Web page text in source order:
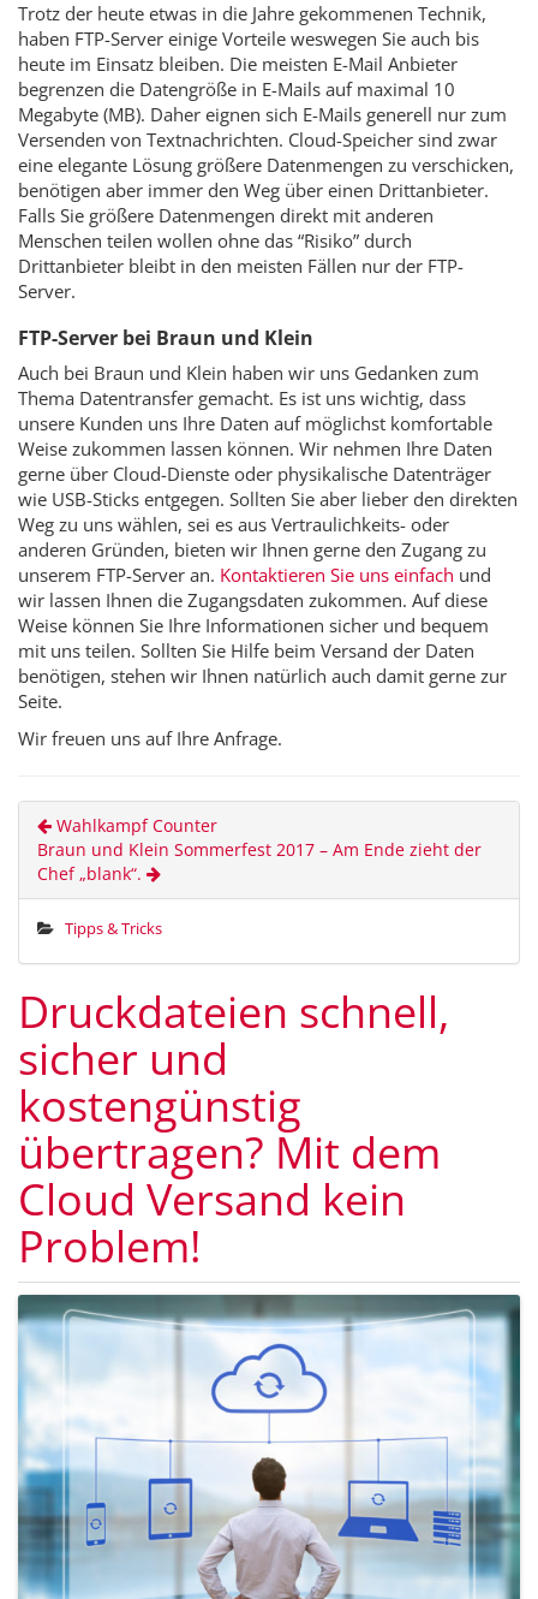
Trotz der heute etwas in die Jahre gekommenen Technik,
haben FTP-Server einige Vorteile weswegen Sie auch bis
heute im Einsatz bleiben. Die meisten E-Mail Anbieter
begrenzen die Datengröße in E-Mails auf maximal 10
Megabyte (MB). Daher eignen sich E-Mails generell nur zum
Versenden von Textnachrichten. Cloud-Speicher sind zwar
eine elegante Lösung größere Datenmengen zu verschicken,
benötigen aber immer den Weg über einen Drittanbieter.
Falls Sie größere Datenmengen direkt mit anderen
Menschen teilen wollen ohne das “Risiko” durch
Drittanbieter bleibt in den meisten Fällen nur der FTP-
Server.
FTP-Server bei Braun und Klein
Auch bei Braun und Klein haben wir uns Gedanken zum
Thema Datentransfer gemacht. Es ist uns wichtig, dass
unsere Kunden uns Ihre Daten auf möglichst komfortable
Weise zukommen lassen können. Wir nehmen Ihre Daten
gerne über Cloud-Dienste oder physikalische Datenträger
wie USB-Sticks entgegen. Sollten Sie aber lieber den direkten
Weg zu uns wählen, sei es aus Vertraulichkeits- oder
anderen Gründen, bieten wir Ihnen gerne den Zugang zu
unserem FTP-Server an. Kontaktieren Sie uns einfach und
wir lassen Ihnen die Zugangsdaten zukommen. Auf diese
Weise können Sie Ihre Informationen sicher und bequem
mit uns teilen. Sollten Sie Hilfe beim Versand der Daten
benötigen, stehen wir Ihnen natürlich auch damit gerne zur
Seite.
Wir freuen uns auf Ihre Anfrage.
Wahlkampf Counter
Braun und Klein Sommerfest 2017 – Am Ende zieht der
Chef „blank“.
Tipps & Tricks
Druckdateien schnell,
sicher und
kostengünstig
übertragen? Mit dem
Cloud Versand kein
Problem!